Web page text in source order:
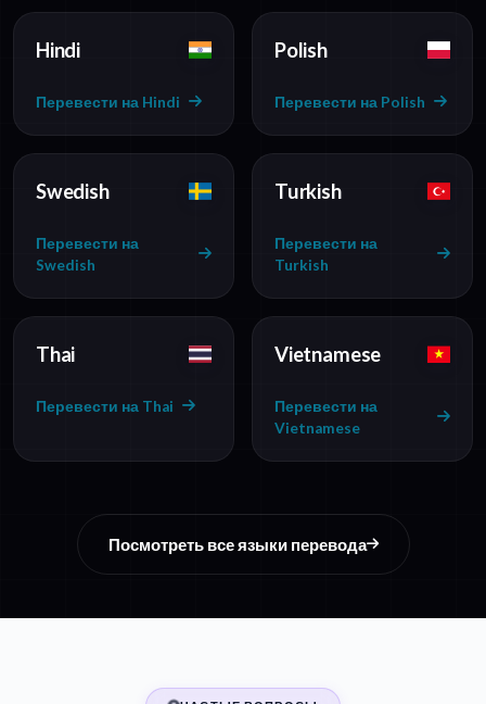
Hindi
Перевести на Hindi
Polish
Перевести на Polish
Swedish
Перевести на
Swedish
Turkish
Перевести на
Turkish
Thai
Перевести на Thai
Vietnamese
Перевести на
Vietnamese
Посмотреть все языки перевода